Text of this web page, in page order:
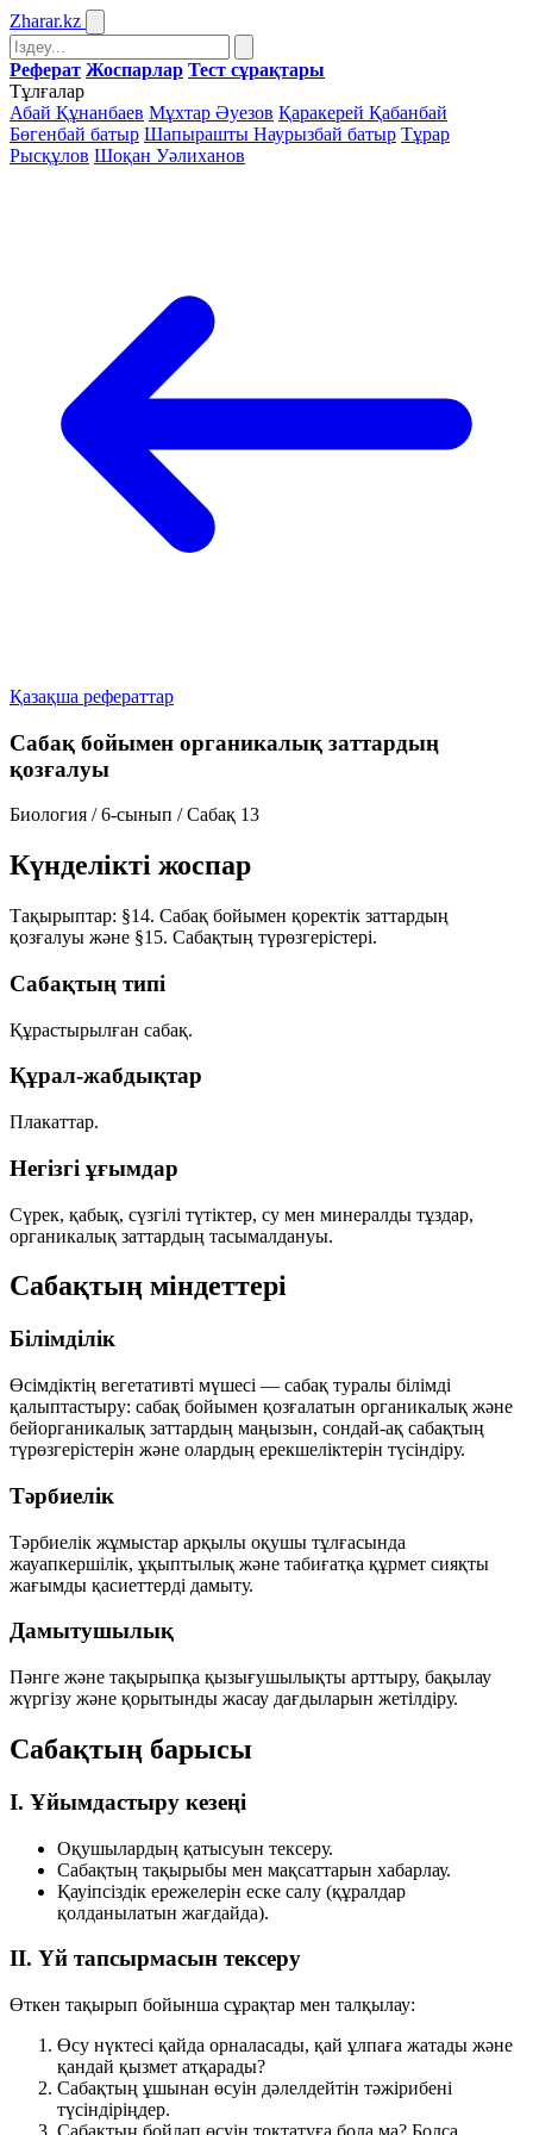
Zharar.kz
Реферат Жоспарлар Тест сұрақтары
Тұлғалар
Абай Құнанбаев Мұхтар Әуезов Қаракерей Қабанбай
Бөгенбай батыр Шапырашты Наурызбай батыр Тұрар
Рысқұлов Шоқан Уәлиханов
Қазақша рефераттар
Сабақ бойымен органикалық заттардың
қозғалуы
Биология / 6-сынып / Сабақ 13
Күнделікті жоспар
Тақырыптар: §14. Сабақ бойымен қоректік заттардың
қозғалуы және §15. Сабақтың түрөзгерістері.
Сабақтың типі
Құрастырылған сабақ.
Құрал-жабдықтар
Плакаттар.
Негізгі ұғымдар
Сүрек, қабық, сүзгілі түтіктер, су мен минералды тұздар,
органикалық заттардың тасымалдануы.
Сабақтың міндеттері
Білімділік
Өсімдіктің вегетативті мүшесі — сабақ туралы білімді
қалыптастыру: сабақ бойымен қозғалатын органикалық және
бейорганикалық заттардың маңызын, сондай-ақ сабақтың
түрөзгерістерін және олардың ерекшеліктерін түсіндіру.
Тәрбиелік
Тәрбиелік жұмыстар арқылы оқушы тұлғасында
жауапкершілік, ұқыптылық және табиғатқа құрмет сияқты
жағымды қасиеттерді дамыту.
Дамытушылық
Пәнге және тақырыпқа қызығушылықты арттыру, бақылау
жүргізу және қорытынды жасау дағдыларын жетілдіру.
Сабақтың барысы
I. Ұйымдастыру кезеңі
Оқушылардың қатысуын тексеру.
Сабақтың тақырыбы мен мақсаттарын хабарлау.
Қауіпсіздік ережелерін еске салу (құралдар
қолданылатын жағдайда).
II. Үй тапсырмасын тексеру
Өткен тақырып бойынша сұрақтар мен талқылау:
Өсу нүктесі қайда орналасады, қай ұлпаға жатады және
қандай қызмет атқарады?
Сабақтың ұшынан өсуін дәлелдейтін тәжірибені
түсіндіріңдер.
Сабақтың бойлап өсуін тоқтатуға бола ма? Болса,